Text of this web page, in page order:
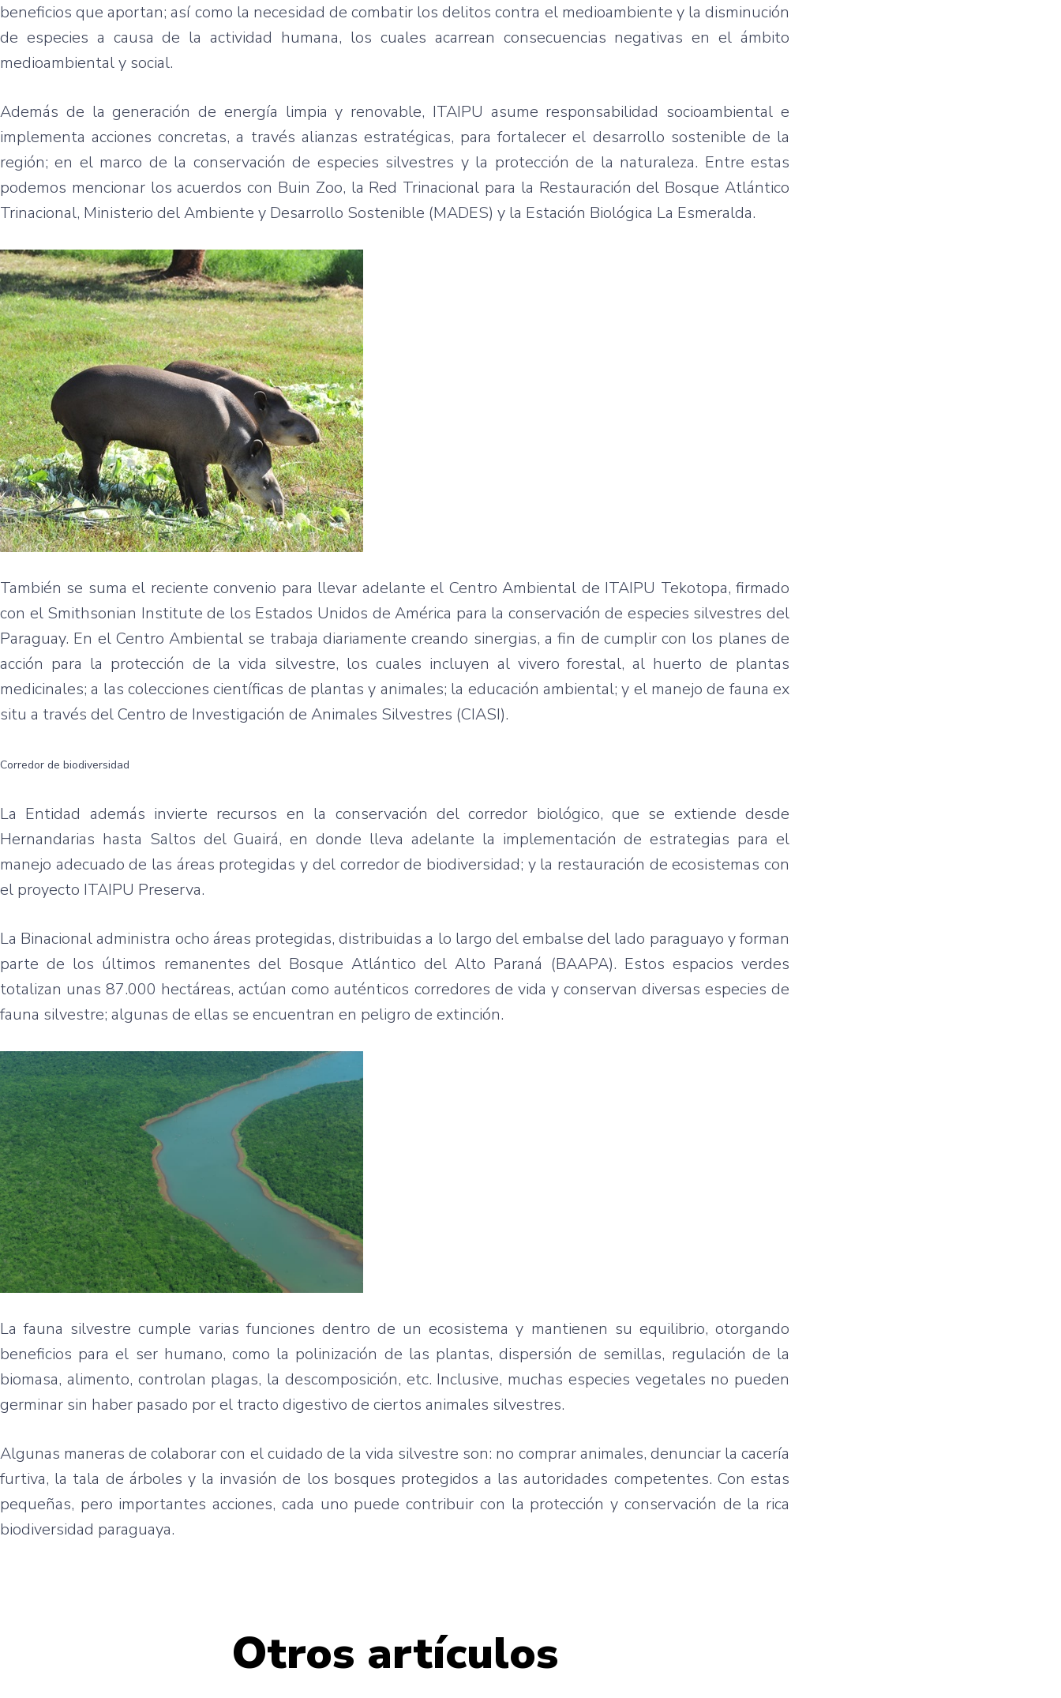
beneficios que aportan; así como la necesidad de combatir los delitos contra el medioambiente y la disminución
de especies a causa de la actividad humana, los cuales acarrean consecuencias negativas en el ámbito
medioambiental y social.
Además de la generación de energía limpia y renovable, ITAIPU asume responsabilidad socioambiental e
implementa acciones concretas, a través alianzas estratégicas, para fortalecer el desarrollo sostenible de la
región; en el marco de la conservación de especies silvestres y la protección de la naturaleza. Entre estas
podemos mencionar los acuerdos con Buin Zoo, la Red Trinacional para la Restauración del Bosque Atlántico
Trinacional, Ministerio del Ambiente y Desarrollo Sostenible (MADES) y la Estación Biológica La Esmeralda.
También se suma el reciente convenio para llevar adelante el Centro Ambiental de ITAIPU Tekotopa, firmado
con el Smithsonian Institute de los Estados Unidos de América para la conservación de especies silvestres del
Paraguay. En el Centro Ambiental se trabaja diariamente creando sinergias, a fin de cumplir con los planes de
acción para la protección de la vida silvestre, los cuales incluyen al vivero forestal, al huerto de plantas
medicinales; a las colecciones científicas de plantas y animales; la educación ambiental; y el manejo de fauna ex
situ a través del Centro de Investigación de Animales Silvestres (CIASI).
Corredor de biodiversidad
La Entidad además invierte recursos en la conservación del corredor biológico, que se extiende desde
Hernandarias hasta Saltos del Guairá, en donde lleva adelante la implementación de estrategias para el
manejo adecuado de las áreas protegidas y del corredor de biodiversidad; y la restauración de ecosistemas con
el proyecto ITAIPU Preserva.
La Binacional administra ocho áreas protegidas, distribuidas a lo largo del embalse del lado paraguayo y forman
parte de los últimos remanentes del Bosque Atlántico del Alto Paraná (BAAPA). Estos espacios verdes
totalizan unas 87.000 hectáreas, actúan como auténticos corredores de vida y conservan diversas especies de
fauna silvestre; algunas de ellas se encuentran en peligro de extinción.
La fauna silvestre cumple varias funciones dentro de un ecosistema y mantienen su equilibrio, otorgando
beneficios para el ser humano, como la polinización de las plantas, dispersión de semillas, regulación de la
biomasa, alimento, controlan plagas, la descomposición, etc. Inclusive, muchas especies vegetales no pueden
germinar sin haber pasado por el tracto digestivo de ciertos animales silvestres.
Algunas maneras de colaborar con el cuidado de la vida silvestre son: no comprar animales, denunciar la cacería
furtiva, la tala de árboles y la invasión de los bosques protegidos a las autoridades competentes. Con estas
pequeñas, pero importantes acciones, cada uno puede contribuir con la protección y conservación de la rica
biodiversidad paraguaya.
Otros artículos